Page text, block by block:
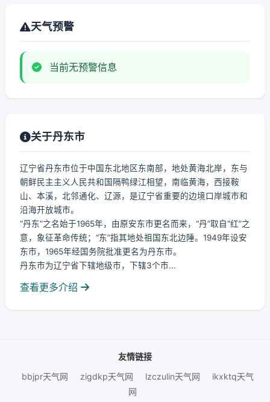
天气预警
当前无预警信息
关于丹东市
辽宁省丹东市位于中国东北地区东南部，地处黄海北岸，东与
朝鲜民主主义人民共和国隔鸭绿江相望，南临黄海，西接鞍
山、本溪，北邻通化、辽源，是辽宁省重要的边境口岸城市和
沿海开放城市。
“丹东”之名始于1965年，由原安东市更名而来，“丹”取自“红”之
意，象征革命传统；“东”指其地处祖国东北边陲。1949年设安
东市，1965年经国务院批准更名为丹东市。
丹东市为辽宁省下辖地级市，下辖3个市...
查看更多介绍
友情链接
bbjpr天气网
zigdkp天气网 lzczulin天气网
ikxktq天气
网